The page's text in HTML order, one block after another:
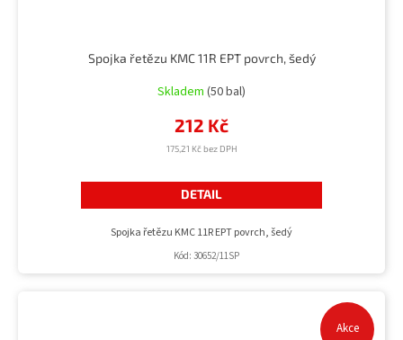
Spojka řetězu KMC 11R EPT povrch, šedý
Skladem (50 bal)
175,21 Kč bez DPH
212 Kč
DETAIL
Spojka řetězu KMC 11R EPT povrch, šedý
Kód: 30652/11SP
Akce